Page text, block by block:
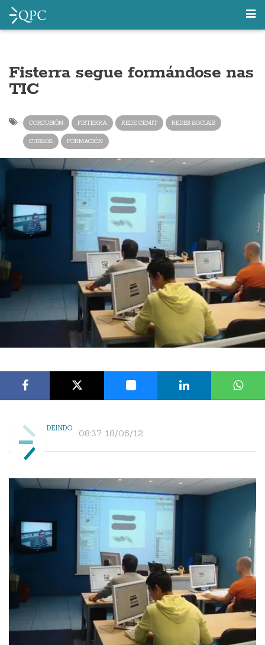
Fisterra segue formándose nas
TIC
CORCUBIÓN FISTERRA REDE CEMIT REDES SOCIAIS
CURSOS FORMACIÓN
DEINDO 08:37 18/06/12